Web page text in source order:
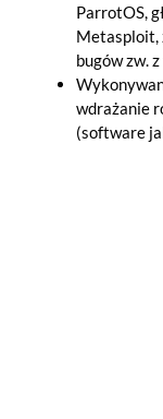
ParrotOS,
Metasploit,
bugów zw.
wdrażanie
(software